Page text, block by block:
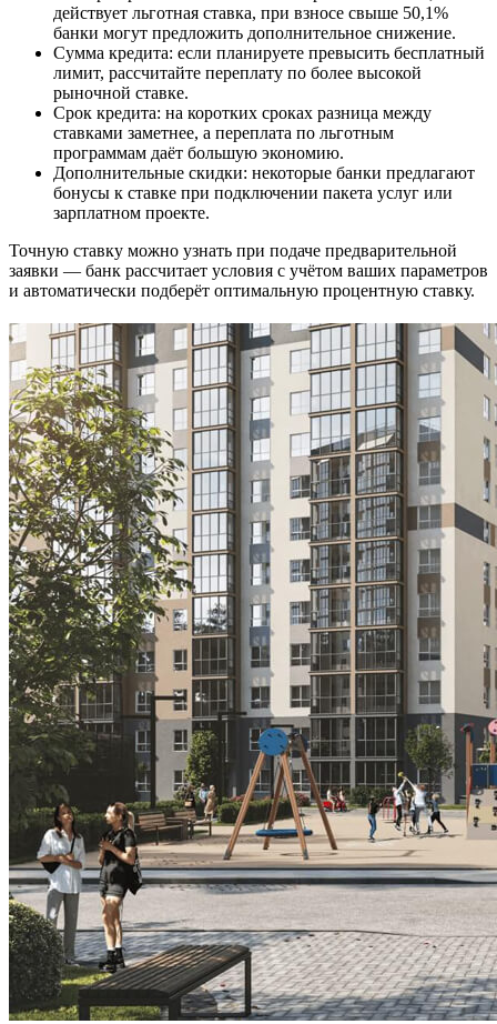
действует льготная ставка, при взносе свыше 50,1%
банки могут предложить дополнительное снижение.
Сумма кредита: если планируете превысить бесплатный
лимит, рассчитайте переплату по более высокой
рыночной ставке.
Срок кредита: на коротких сроках разница между
ставками заметнее, а переплата по льготным
программам даёт большую экономию.
Дополнительные скидки: некоторые банки предлагают
бонусы к ставке при подключении пакета услуг или
зарплатном проекте.
Точную ставку можно узнать при подаче предварительной
заявки — банк рассчитает условия с учётом ваших параметров
и автоматически подберёт оптимальную процентную ставку.